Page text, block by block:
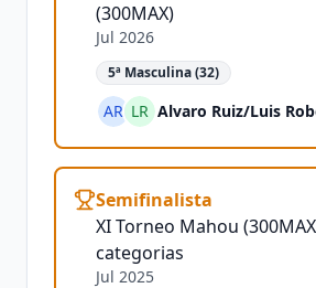
(300MAX)
Jul 2026
5ª Masculina (32)
AR LR Alvaro Ruiz/Luis
Semifinalista
XI Torneo Mahou
categorias
Jul 2025